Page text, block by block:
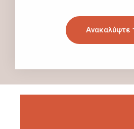
Ανακαλύψτε